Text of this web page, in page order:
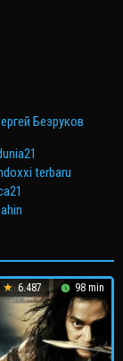
Безруков
terbaru
6.487 98 min